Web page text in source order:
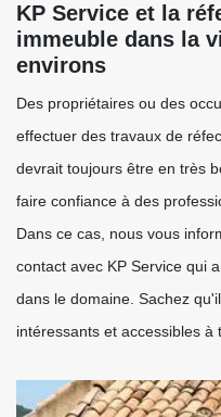
KP Service et la
immeuble dans la
environs
Des propriétaires ou des
effectuer des travaux de
devrait toujours être en très
faire confiance à des
Dans ce cas, nous vous
contact avec KP Service qui
dans le domaine. Sachez
intéressants et accessibles à